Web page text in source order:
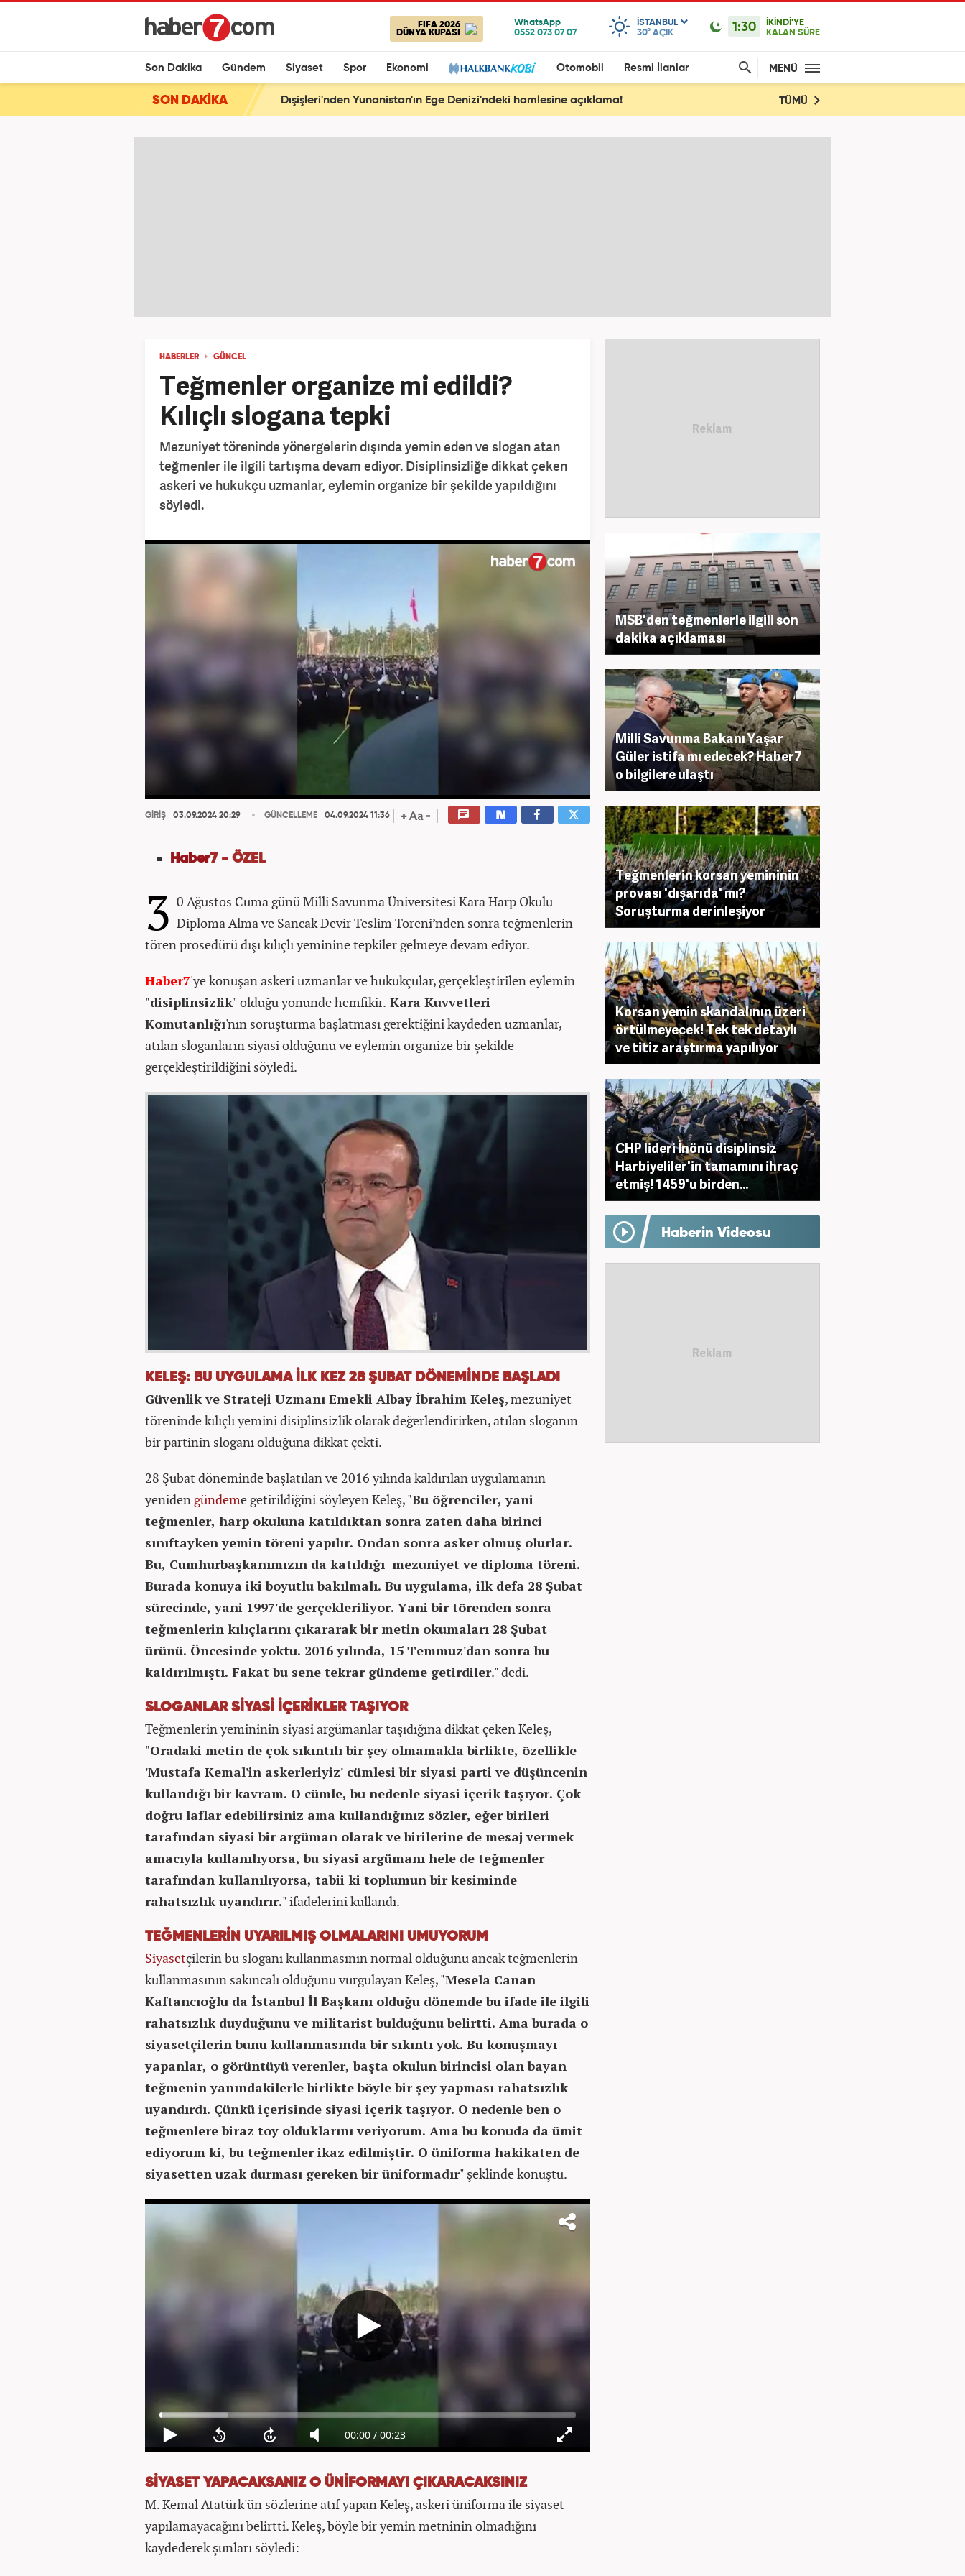
FIFA 2026
DÜNYA KUPASI
ISTANBUL
30° AÇIK 1:30
İKİNDİ'YE
KALAN SÜRE
Son Dakika Gündem Siyaset Spor Ekonomi Otomobil Resmi İlanlar MENÜ
SON DAKİKA Dışişleri'nden Yunanistan'ın Ege Denizi'ndeki hamlesine açıklama! TÜMÜ
HABERLER GÜNCEL
Teğmenler organize mi edildi?
Kılıçlı slogana tepki
Mezuniyet töreninde yönergelerin dışında yemin eden ve slogan atan
teğmenler ile ilgili tartışma devam ediyor. Disiplinsizliğe dikkat çeken
askeri ve hukukçu uzmanlar, eylemin organize bir şekilde yapıldığını
söyledi.
GİRİŞ 03.09.2024 20:29 GÜNCELLEME 04.09.2024 11:36
Haber7 - ÖZEL
3 0 Ağustos Cuma günü Milli Savunma Üniversitesi Kara Harp Okulu
Diploma Alma ve Sancak Devir Teslim Töreni’nden sonra teğmenlerin
tören prosedürü dışı kılıçlı yeminine tepkiler gelmeye devam ediyor.
Haber7'ye konuşan askeri uzmanlar ve hukukçular, gerçekleştirilen eylemin
"disiplinsizlik" olduğu yönünde hemfikir. Kara Kuvvetleri
Komutanlığı'nın soruşturma başlatması gerektiğini kaydeden uzmanlar,
atılan sloganların siyasi olduğunu ve eylemin organize bir şekilde
gerçekleştirildiğini söyledi.
KELEŞ: BU UYGULAMA İLK KEZ 28 ŞUBAT DÖNEMİNDE BAŞLADI
Güvenlik ve Strateji Uzmanı Emekli Albay İbrahim Keleş, mezuniyet
töreninde kılıçlı yemini disiplinsizlik olarak değerlendirirken, atılan sloganın
bir partinin sloganı olduğuna dikkat çekti.
28 Şubat döneminde başlatılan ve 2016 yılında kaldırılan uygulamanın
yeniden gündeme getirildiğini söyleyen Keleş, "Bu öğrenciler, yani
teğmenler, harp okuluna katıldıktan sonra zaten daha birinci
sınıftayken yemin töreni yapılır. Ondan sonra asker olmuş olurlar.
Bu, Cumhurbaşkanımızın da katıldığı mezuniyet ve diploma töreni.
Burada konuya iki boyutlu bakılmalı. Bu uygulama, ilk defa 28 Şubat
sürecinde, yani 1997'de gerçekleriliyor. Yani bir törenden sonra
teğmenlerin kılıçlarını çıkararak bir metin okumaları 28 Şubat
ürünü. Öncesinde yoktu. 2016 yılında, 15 Temmuz'dan sonra bu
kaldırılmıştı. Fakat bu sene tekrar gündeme getirdiler." dedi.
SLOGANLAR SİYASİ İÇERİKLER TAŞIYOR
Teğmenlerin yemininin siyasi argümanlar taşıdığına dikkat çeken Keleş,
"Oradaki metin de çok sıkıntılı bir şey olmamakla birlikte, özellikle
'Mustafa Kemal'in askerleriyiz' cümlesi bir siyasi parti ve düşüncenin
kullandığı bir kavram. O cümle, bu nedenle siyasi içerik taşıyor. Çok
doğru laflar edebilirsiniz ama kullandığınız sözler, eğer birileri
tarafından siyasi bir argüman olarak ve birilerine de mesaj vermek
amacıyla kullanılıyorsa, bu siyasi argümanı hele de teğmenler
tarafından kullanılıyorsa, tabii ki toplumun bir kesiminde
rahatsızlık uyandırır." ifadelerini kullandı.
TEĞMENLERİN UYARILMIŞ OLMALARINI UMUYORUM
Siyasetçilerin bu sloganı kullanmasının normal olduğunu ancak teğmenlerin
kullanmasının sakıncalı olduğunu vurgulayan Keleş, "Mesela Canan
Kaftancıoğlu da İstanbul İl Başkanı olduğu dönemde bu ifade ile ilgili
rahatsızlık duyduğunu ve militarist bulduğunu belirtti. Ama burada o
siyasetçilerin bunu kullanmasında bir sıkıntı yok. Bu konuşmayı
yapanlar, o görüntüyü verenler, başta okulun birincisi olan bayan
teğmenin yanındakilerle birlikte böyle bir şey yapması rahatsızlık
uyandırdı. Çünkü içerisinde siyasi içerik taşıyor. O nedenle ben o
teğmenlere biraz toy olduklarını veriyorum. Ama bu konuda da ümit
ediyorum ki, bu teğmenler ikaz edilmiştir. O üniforma hakikaten de
siyasetten uzak durması gereken bir üniformadır" şeklinde konuştu.
SİYASET YAPACAKSANIZ O ÜNİFORMAYI ÇIKARACAKSINIZ
M. Kemal Atatürk'ün sözlerine atıf yapan Keleş, askeri üniforma ile siyaset
yapılamayacağını belirtti. Keleş, böyle bir yemin metninin olmadığını
kaydederek şunları söyledi:
MSB'den teğmenlerle ilgili son
dakika açıklaması
Milli Savunma Bakanı Yaşar
Güler istifa mı edecek? Haber7
o bilgilere ulaştı
Teğmenlerin korsan yemininin
provası 'dışarıda' mı?
Soruşturma derinleşiyor
Korsan yemin skandalının üzeri
örtülmeyecek! Tek tek detaylı
ve titiz araştırma yapılıyor
CHP lideri İnönü disiplinsiz
Harbiyeliler'in tamamını ihraç
etmiş! 1459'u birden...
Haberin Videosu